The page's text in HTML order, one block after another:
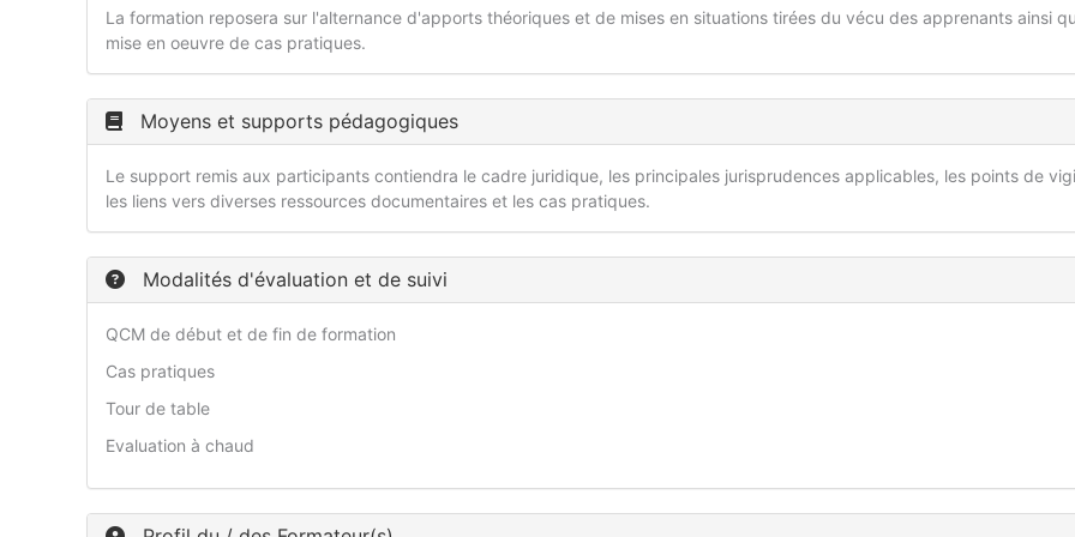
La formation reposera sur l'alternance d'apports théoriques et de mises en situations tirées du vécu des apprenants ainsi
mise en oeuvre de cas pratiques.
Moyens et supports pédagogiques
Le support remis aux participants contiendra le cadre juridique, les principales jurisprudences applicables, les points de
les liens vers diverses ressources documentaires et les cas pratiques.
Modalités d'évaluation et de suivi
QCM de début et de fin de formation
Cas pratiques
Tour de table
Evaluation à chaud